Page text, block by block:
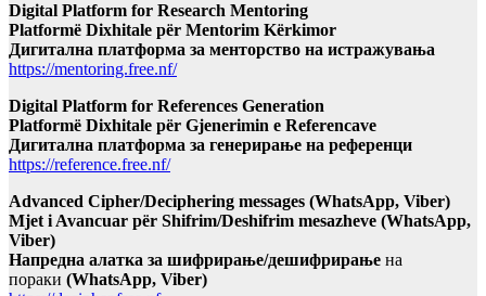
Digital Platform for Research Mentoring
Platformë Dixhitale për Mentorim Kërkimor
Дигитална платформа за менторство на истражувања
https://mentoring.free.nf/
Digital Platform for References Generation
Platformë Dixhitale për Gjenerimin e Referencave
Дигитална платформа за генерирање на референци
https://reference.free.nf/
Advanced Cipher/Deciphering messages (WhatsApp, Viber)
Mjet i Avancuar për Shifrim/Deshifrim mesazheve (WhatsApp,
Viber)
Напредна алатка за шифрирање/дешифрирање на
пораки (WhatsApp, Viber)